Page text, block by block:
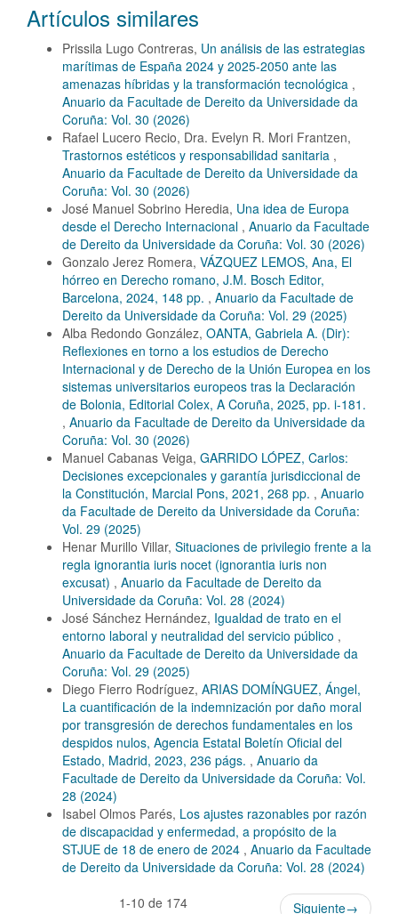
del
artículo
Artículos similares
Prissila Lugo Contreras, Un análisis de las estrategias
marítimas de España 2024 y 2025-2050 ante las
amenazas híbridas y la transformación tecnológica ,
Anuario da Facultade de Dereito da Universidade da
Coruña: Vol. 30 (2026)
Rafael Lucero Recio, Dra. Evelyn R. Mori Frantzen,
Trastornos estéticos y responsabilidad sanitaria ,
Anuario da Facultade de Dereito da Universidade da
Coruña: Vol. 30 (2026)
José Manuel Sobrino Heredia, Una idea de Europa
desde el Derecho Internacional , Anuario da Facultade
de Dereito da Universidade da Coruña: Vol. 30 (2026)
Gonzalo Jerez Romera, VÁZQUEZ LEMOS, Ana, El
hórreo en Derecho romano, J.M. Bosch Editor,
Barcelona, 2024, 148 pp. , Anuario da Facultade de
Dereito da Universidade da Coruña: Vol. 29 (2025)
Alba Redondo González, OANTA, Gabriela A. (Dir):
Reflexiones en torno a los estudios de Derecho
Internacional y de Derecho de la Unión Europea en los
sistemas universitarios europeos tras la Declaración
de Bolonia, Editorial Colex, A Coruña, 2025, pp. i-181.
, Anuario da Facultade de Dereito da Universidade da
Coruña: Vol. 30 (2026)
Manuel Cabanas Veiga, GARRIDO LÓPEZ, Carlos:
Decisiones excepcionales y garantía jurisdiccional de
la Constitución, Marcial Pons, 2021, 268 pp. , Anuario
da Facultade de Dereito da Universidade da Coruña:
Vol. 29 (2025)
Henar Murillo Villar, Situaciones de privilegio frente a la
regla ignorantia iuris nocet (ignorantia iuris non
excusat) , Anuario da Facultade de Dereito da
Universidade da Coruña: Vol. 28 (2024)
José Sánchez Hernández, Igualdad de trato en el
entorno laboral y neutralidad del servicio público ,
Anuario da Facultade de Dereito da Universidade da
Coruña: Vol. 29 (2025)
Diego Fierro Rodríguez, ARIAS DOMÍNGUEZ, Ángel,
La cuantificación de la indemnización por daño moral
por transgresión de derechos fundamentales en los
despidos nulos, Agencia Estatal Boletín Oficial del
Estado, Madrid, 2023, 236 págs. , Anuario da
Facultade de Dereito da Universidade da Coruña: Vol.
28 (2024)
Isabel Olmos Parés, Los ajustes razonables por razón
de discapacidad y enfermedad, a propósito de la
STJUE de 18 de enero de 2024 , Anuario da Facultade
de Dereito da Universidade da Coruña: Vol. 28 (2024)
1-10 de 174
Siguiente→